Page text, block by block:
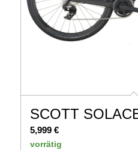
SCOTT
5,999 €
vorrätig